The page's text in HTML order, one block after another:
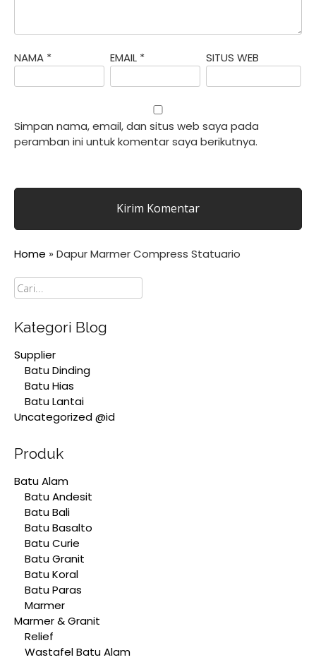
NAMA * EMAIL * SITUS WEB
Simpan nama, email, dan situs web saya pada
peramban ini untuk komentar saya berikutnya.
Home » Dapur Marmer Compress Statuario
Cari
Kategori Blog
Supplier
Batu Dinding
Batu Hias
Batu Lantai
Uncategorized @id
Produk
Batu Alam
Batu Andesit
Batu Bali
Batu Basalto
Batu Curie
Batu Granit
Batu Koral
Batu Paras
Marmer
Marmer & Granit
Relief
Wastafel Batu Alam